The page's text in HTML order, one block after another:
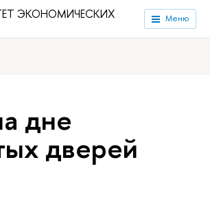
ЭКОНОМИЧЕСКИХ Меню
университет «Высшая
Факультет экономических наук
дне
дверей